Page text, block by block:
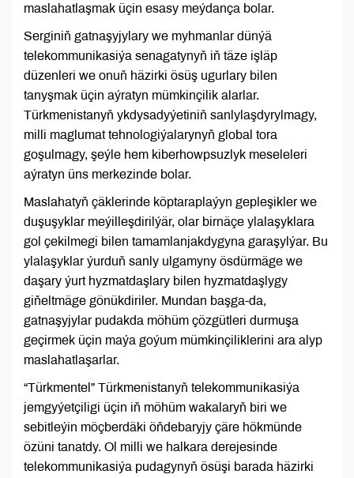
maslahatlaşmak üçin esasy meýdança bolar.
Serginiň gatnaşyjylary we myhmanlar dünýä
telekommunikasiýa senagatynyň iň täze işläp
düzenleri we onuň häzirki ösüş ugurlary bilen
tanyşmak üçin aýratyn mümkinçilik alarlar.
Türkmenistanyň ykdysadyýetiniň sanlylaşdyrylmagy,
milli maglumat tehnologiýalarynyň global tora
goşulmagy, şeýle hem kiberhowpsuzlyk meseleleri
aýratyn üns merkezinde bolar.
Maslahatyň çäklerinde köptaraplaýyn gepleşikler we
duşuşyklar meýilleşdirilýär, olar birnäçe ylalaşyklara
gol çekilmegi bilen tamamlanjakdygyna garaşylýar. Bu
ylalaşyklar ýurduň sanly ulgamyny ösdürmäge we
daşary ýurt hyzmatdaşlary bilen hyzmatdaşlygy
giňeltmäge gönükdiriler. Mundan başga-da,
gatnaşyjylar pudakda möhüm çözgütleri durmuşa
geçirmek üçin maýa goýum mümkinçiliklerini ara alyp
maslahatlaşarlar.
“Türkmentel” Türkmenistanyň telekommunikasiýa
jemgyýetçiligi üçin iň möhüm wakalaryň biri we
sebitleýin möçberdäki öňdebaryjy çäre hökmünde
özüni tanatdy. Ol milli we halkara derejesinde
telekommunikasiýa pudagynyň ösüşi barada häzirki